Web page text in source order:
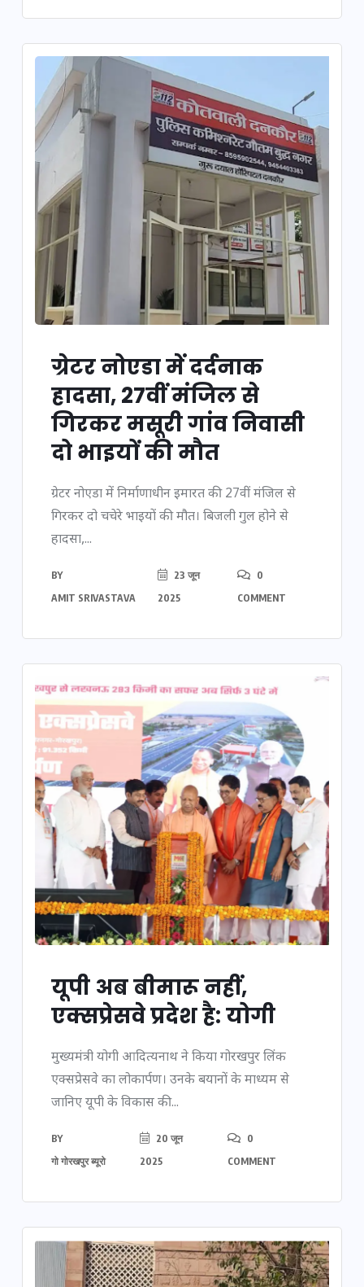
ग्रेटर नोएडा में दर्दनाक
हादसा, 27वीं मंजिल से
गिरकर मसूरी गांव निवासी
दो भाइयों की मौत
ग्रेटर नोएडा में निर्माणाधीन इमारत की 27वीं मंजिल से
गिरकर दो चचेरे भाइयों की मौत। बिजली गुल होने से
हादसा,...
BY
AMIT SRIVASTAVA
23 जून
2025
0
COMMENT
यूपी अब बीमारू नहीं,
एक्सप्रेसवे प्रदेश है: योगी
मुख्यमंत्री योगी आदित्यनाथ ने किया गोरखपुर लिंक
एक्सप्रेसवे का लोकार्पण। उनके बयानों के माध्यम से
जानिए यूपी के विकास की...
BY
गो गोरखपुर ब्यूरो
20 जून
2025
0
COMMENT